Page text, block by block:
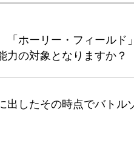
「ホーリー・フィールド
力の対象となりますか？
出したその時点でバトル